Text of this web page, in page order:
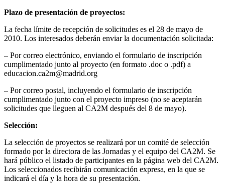
Plazo de presentación de proyectos:
La fecha límite de recepción de solicitudes es el 28 de mayo de
2010. Los interesados deberán enviar la documentación solicitada:
– Por correo electrónico, enviando el formulario de inscripción
cumplimentado junto al proyecto (en formato .doc o .pdf) a
educacion.ca2m@madrid.org
– Por correo postal, incluyendo el formulario de inscripción
cumplimentado junto con el proyecto impreso (no se aceptarán
solicitudes que lleguen al CA2M después del 8 de mayo).
Selección:
La selección de proyectos se realizará por un comité de selección
formado por la directora de las Jornadas y el equipo del CA2M. Se
hará público el listado de participantes en la página web del CA2M.
Los seleccionados recibirán comunicación expresa, en la que se
indicará el día y la hora de su presentación.